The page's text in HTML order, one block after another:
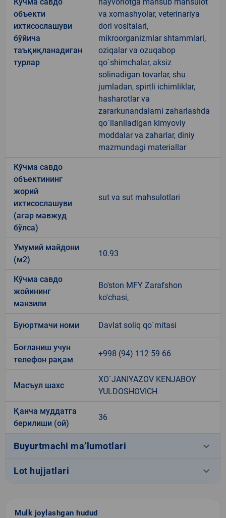
объекти
ихтисослашуви
бўйича
таъқиқланадиган
турлар
va xomashyolar, veterinariya
dori vositalari,
mikroorganizmlar shtammlari,
oziqalar va ozuqabop
qo`shimchalar, aksiz
solinadigan tovarlar, shu
jumladan, spirtli ichimliklar,
hasharotlar va
zararkunandalarni zaharlashda
qo`llaniladigan kimyoviy
moddalar va zaharlar, diniy
mazmundagi materiallar
Кўчма савдо
объектининг
жорий
ихтисослашуви
(агар мавжуд
бўлса)
sut va sut mahsulotlari
Умумий майдони
(м2)
10.93
Кўчма савдо
жойининг
манзили
Bo'ston MFY Zarafshon
ko'chasi,
Буюртмачи номи Davlat soliq qo`mitasi
Боғланиш учун
телефон рақам
+998 (94) 112 59 66
Масъул шахс
XO`JANIYAZOV KENJABOY
YULDOSHOVICH
Қанча муддатга
берилиши (ой)
36
Buyurtmachi ma’lumotlari keyboard_arrow_down
Lot hujjatlari keyboard_arrow_down
Mulk joylashgan hudud